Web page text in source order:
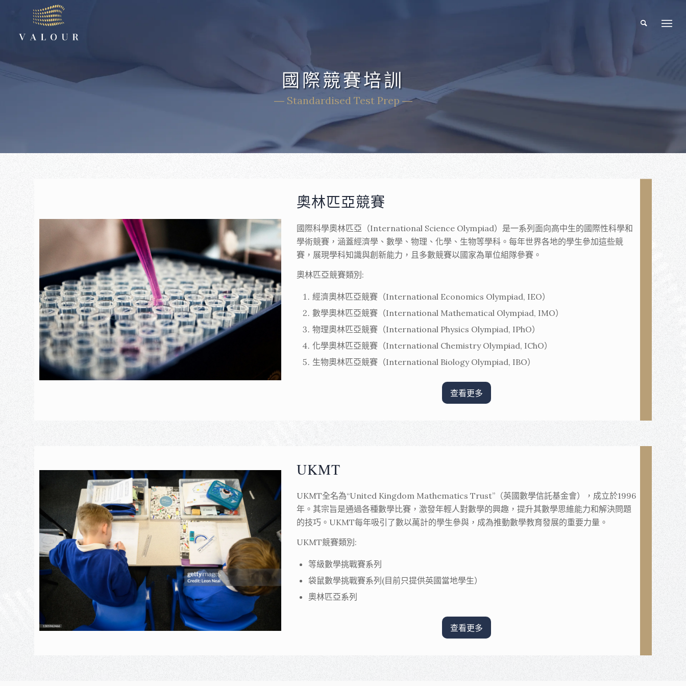
國際競賽培訓
― Standardised Test Prep ―
奧林匹亞競賽
國際科學奧林匹亞（International Science Olympiad）是一系列面向高中生的國際性科學和
學術競賽，涵蓋經濟學、數學、物理、化學、生物等學科。每年世界各地的學生參加這些競
賽，展現學科知識與創新能力，且多數競賽以國家為單位組隊參賽。
奧林匹亞競賽類別 :
經濟奧林匹亞競賽（International Economics Olympiad, IEO）
數學奧林匹亞競賽（International Mathematical Olympiad, IMO）
物理奧林匹亞競賽（International Physics Olympiad, IPhO）
化學奧林匹亞競賽（International Chemistry Olympiad, IChO）
生物奧林匹亞競賽（International Biology Olympiad, IBO）
查看更多
UKMT
UKMT全名為“United Kingdom Mathematics Trust”（英國數學信託基金會），成立於1996
年。其宗旨是通過各種數學比賽，激發年輕人對數學的興趣，提升其數學思維能力和解決問題
的技巧。UKMT每年吸引了數以萬計的學生參與，成為推動數學教育發展的重要力量。
UKMT競賽類別 :
等級數學挑戰賽系列
袋鼠數學挑戰賽系列(目前只提供英國當地學生）
奧林匹亞系列
查看更多